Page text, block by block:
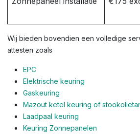
Wij bieden bovendien een volledige
attesten zoals
EPC
Elektrische keuring
Gaskeuring
Mazout ketel keuring of
Laadpaal keuring
Keuring Zonnepanelen